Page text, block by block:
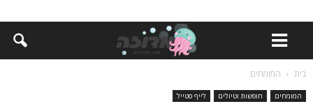
בית המומחים
המומחים חופשות וטיולים לייף סטייל